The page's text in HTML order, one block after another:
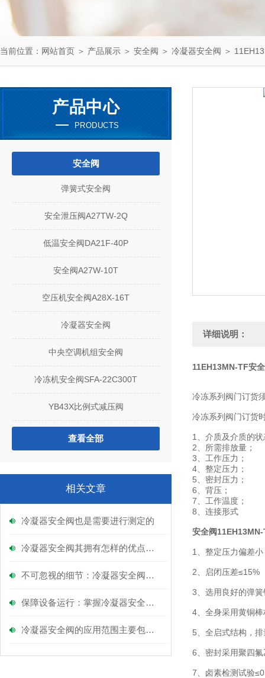
当前位置： 网站首页 ＞ 产品展示 ＞ 安全阀 ＞ 冷凝器安全阀 ＞
产品中心
PRODUCTS
安全阀
弹簧式安全阀
安全泄压阀A27TW-2Q
低温安全阀DA21F-40P
安全阀A27W-10T
空压机安全阀A28X-16T
冷凝器安全阀
中央空调机组安全阀
冷冻机安全阀SFA-22C300T
YB43X比例式减压阀
查看全部
相关文章
冷凝器安全阀也是需要进行测定的
冷凝器安全阀其拥有怎样的优点呢？
不可忽视的细节：冷凝器安全阀的日常检查与护理
保障设备运行：掌握冷凝器安全阀的正确安装技巧
冷凝器安全阀的应用范围主要包括以下几个方面
详细说明：
11EH13MN-TF安
冷冻系列阀门订货
冷冻系列阀门订货
1、介质及介质的
2、所需排放量；
3、工作压力；
4、整定压力；
5、密封压力；
6、背压；
7、工作温度；
8、连接形式
安全阀
1、整定压力偏差
2、启闭压差≤15%
3、选用良好的弹
4、全身采用黄铜
5、全启式结构，
6、密封采用聚四
7、卤素检测试验